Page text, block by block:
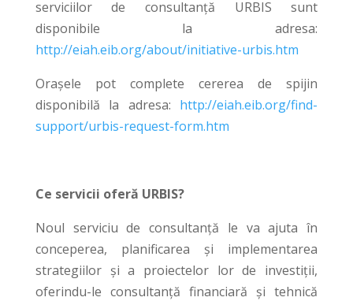
serviciilor de consultanță URBIS sunt
disponibile la adresa:
http://eiah.eib.org/about/initiative-urbis.htm
Orașele pot complete cererea de spijin
disponibilă la adresa: http://eiah.eib.org/find-
support/urbis-request-form.htm
Ce servicii oferă URBIS?
Noul serviciu de consultanță le va ajuta în
conceperea, planificarea și implementarea
strategiilor și a proiectelor lor de investiții,
oferindu-le consultanță financiară și tehnică